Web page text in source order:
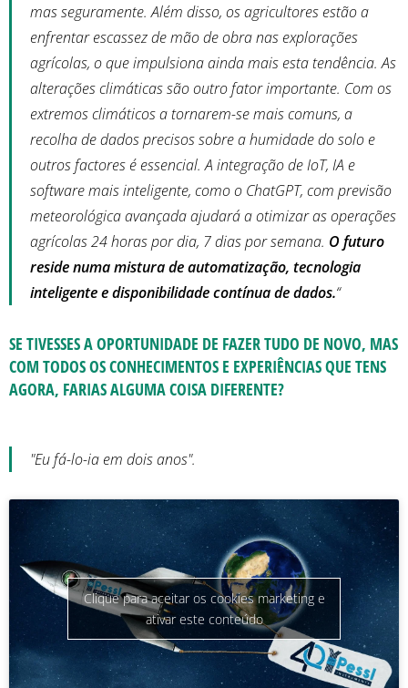
mas seguramente. Além disso, os agricultores estão a
enfrentar escassez de mão de obra nas explorações
agrícolas, o que impulsiona ainda mais esta tendência. As
alterações climáticas são outro fator importante. Com os
extremos climáticos a tornarem-se mais comuns, a
recolha de dados precisos sobre a humidade do solo e
outros factores é essencial. A integração de IoT, IA e
software mais inteligente, como o ChatGPT, com previsão
meteorológica avançada ajudará a otimizar as operações
agrícolas 24 horas por dia, 7 dias por semana. O futuro
reside numa mistura de automatização, tecnologia
inteligente e disponibilidade contínua de dados.“
SE TIVESSES A OPORTUNIDADE DE FAZER TUDO DE NOVO, MAS
COM TODOS OS CONHECIMENTOS E EXPERIÊNCIAS QUE TENS
AGORA, FARIAS ALGUMA COISA DIFERENTE?
"Eu fá-lo-ia em dois anos".
Clique para aceitar os cookies marketing e
ativar este conteúdo